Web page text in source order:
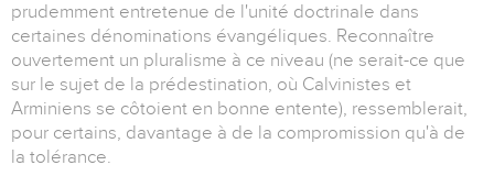
prudemment entretenue de l'unité doctrinale dans
certaines dénominations évangéliques. Reconnaître
ouvertement un pluralisme à ce niveau (ne serait-ce que
sur le sujet de la prédestination, où Calvinistes et
Arminiens se côtoient en bonne entente), ressemblerait,
pour certains, davantage à de la compromission qu'à de
la tolérance.